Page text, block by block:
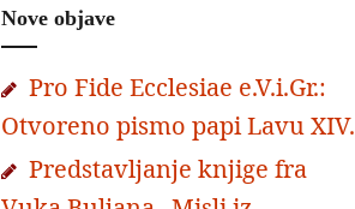
Nove objave
Pro Fide Ecclesiae e.V.i.Gr.:
Otvoreno pismo papi Lavu XIV.
Predstavljanje knjige fra